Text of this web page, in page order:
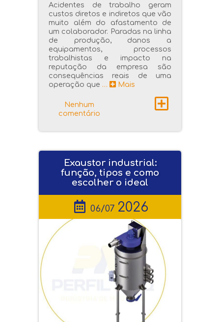
Acidentes de trabalho geram
custos diretos e indiretos que vão
muito além do afastamento de
um colaborador. Paradas na linha
de produção, danos a
equipamentos, processos
trabalhistas e impacto na
reputação da empresa são
consequências reais de uma
operação que … Mais
Nenhum
comentário
Exaustor industrial:
função, tipos e como
escolher o ideal
06/07 2026